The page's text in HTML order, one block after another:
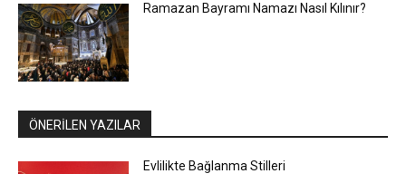
Ramazan Bayramı Namazı Nasıl Kılınır?
ÖNERİLEN YAZILAR
Evlilikte Bağlanma Stilleri